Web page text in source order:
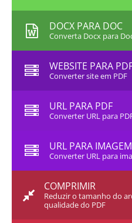
DOCX PARA DOC
Converta Docx para
WEBSITE PARA
Converter site em PDF
URL PARA PDF
Converter URL para
URL PARA IMAGEM
Converter URL para
COMPRIMIR
Reduzir o tamanho do
qualidade do PDF